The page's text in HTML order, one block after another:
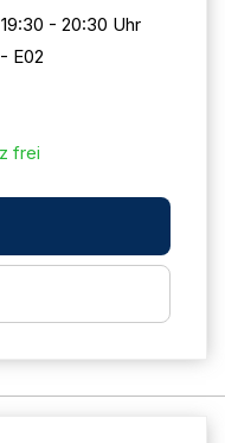
- 20:30 Uhr
E02
frei